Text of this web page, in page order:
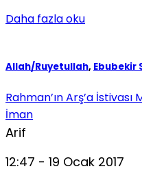
Daha fazla oku
Allah/Ruyetullah, Ebubekir
Rahman’ın Arş’a İstivası
İman
Arif
12:47 - 19 Ocak 2017